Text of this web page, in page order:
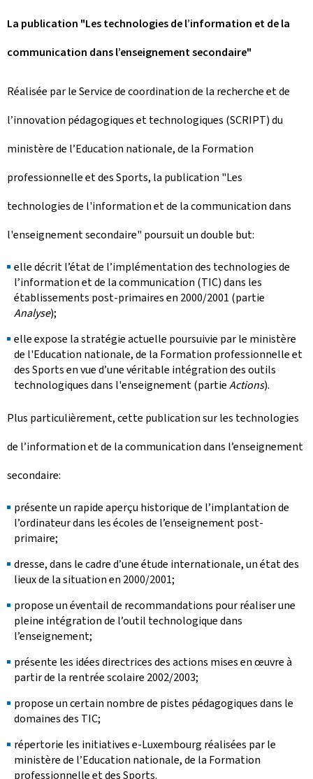
La publication "Les technologies de l’information et de la
communication dans l’enseignement secondaire"
Réalisée par le Service de coordination de la recherche et de
l’innovation pédagogiques et technologiques (SCRIPT) du
ministère de l’Education nationale, de la Formation
professionnelle et des Sports, la publication "Les
technologies de l'information et de la communication dans
l'enseignement secondaire" poursuit un double but:
elle décrit l’état de l’implémentation des technologies de
l’information et de la communication (TIC) dans les
établissements post-primaires en 2000/2001 (partie
Analyse);
elle expose la stratégie actuelle poursuivie par le ministère
de l'Education nationale, de la Formation professionnelle et
des Sports en vue d’une véritable intégration des outils
technologiques dans l'enseignement (partieActions).
Plus particulièrement, cette publication sur les technologies
de l’information et de la communication dans l’enseignement
secondaire:
présente un rapide aperçu historique de l’implantation de
l’ordinateur dans les écoles de l’enseignement post-
primaire;
dresse, dans le cadre d’une étude internationale, un état des
lieux de la situation en 2000/2001;
propose un éventail de recommandations pour réaliser une
pleine intégration de l’outil technologique dans
l’enseignement;
présente les idées directrices des actions mises en œuvre à
partir de la rentrée scolaire 2002/2003;
propose un certain nombre de pistes pédagogiques dans le
domaines des TIC;
répertorie les initiatives e-Luxembourg réalisées par le
ministère de l’Education nationale, de la Formation
professionnelle et des Sports.